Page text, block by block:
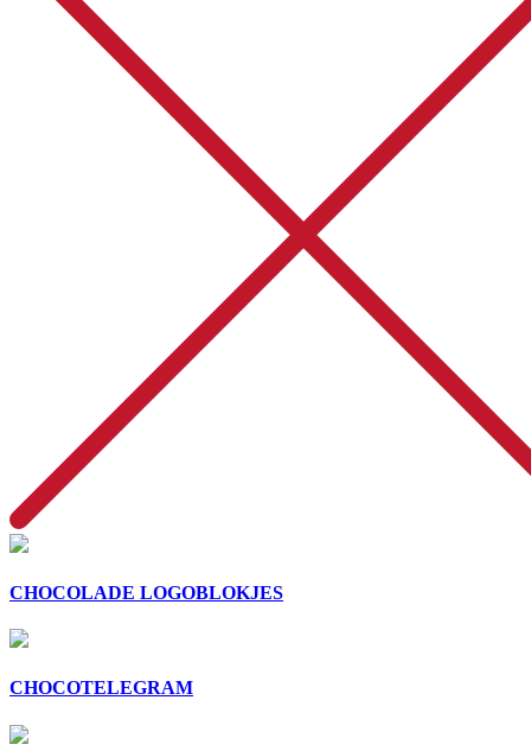
CHOCOLADE LOGOBLOKJES
CHOCOTELEGRAM